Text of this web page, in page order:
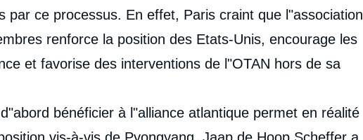
par ce processus. En effet, Paris craint que l"association
renforce la position des Etats-Unis, encourage les
et favorise des interventions de l"OTAN hors de sa
bénéficier à l"alliance atlantique permet en réalité